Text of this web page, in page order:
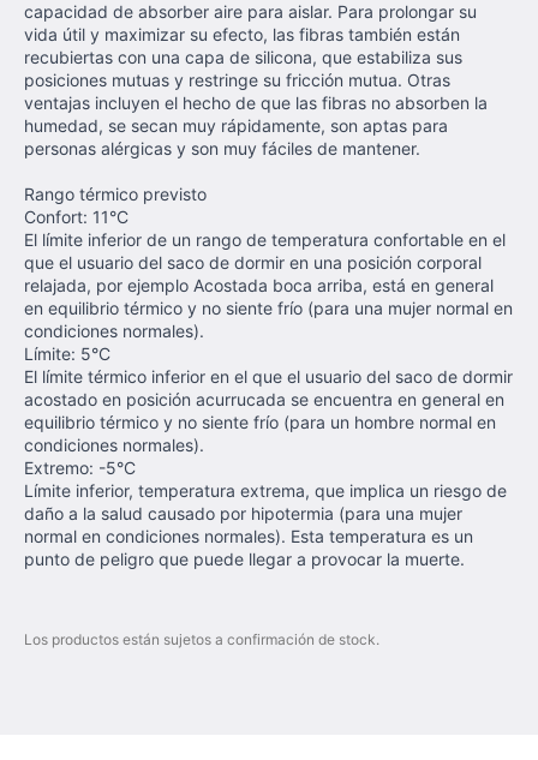
capacidad de absorber aire para aislar. Para prolongar su
vida útil y maximizar su efecto, las fibras también están
recubiertas con una capa de silicona, que estabiliza sus
posiciones mutuas y restringe su fricción mutua. Otras
ventajas incluyen el hecho de que las fibras no absorben la
humedad, se secan muy rápidamente, son aptas para
personas alérgicas y son muy fáciles de mantener.
Rango térmico previsto
Confort: 11°C
El límite inferior de un rango de temperatura confortable en el
que el usuario del saco de dormir en una posición corporal
relajada, por ejemplo Acostada boca arriba, está en general
en equilibrio térmico y no siente frío (para una mujer normal en
condiciones normales).
Límite: 5°C
El límite térmico inferior en el que el usuario del saco de dormir
acostado en posición acurrucada se encuentra en general en
equilibrio térmico y no siente frío (para un hombre normal en
condiciones normales).
Extremo: -5°C
Límite inferior, temperatura extrema, que implica un riesgo de
daño a la salud causado por hipotermia (para una mujer
normal en condiciones normales). Esta temperatura es un
punto de peligro que puede llegar a provocar la muerte.
Los productos están sujetos a confirmación de stock.